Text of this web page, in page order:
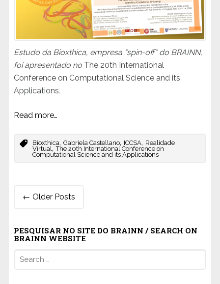
Estudo da Bioxthica, empresa “spin-off” do BRAINN,
foi apresentado no The 20th International
Conference on Computational Science and its
Applications.
Read more…
Bioxthica, Gabriela Castellano, ICCSA, Realidade
Virtual, The 20th International Conference on
Computational Science and its Applications
Post
navigation
← Older Posts
PESQUISAR NO SITE DO BRAINN / SEARCH ON
BRAINN WEBSITE